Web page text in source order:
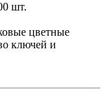
шт.
цветные
ключей и